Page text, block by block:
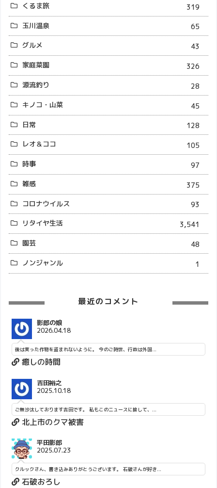
くるま旅
319
玉川温泉
65
グルメ
43
家庭菜園
326
源流釣り
28
キノコ・山菜
45
日常
128
レオ＆ココ
105
時事
97
雑感
375
コロナウイルス
93
リタイヤ生活
3,541
園芸
48
ノンジャンル
1
最近のコメント
影郎の娘
2026.04.18
後は実った作物を盗まれないように。 今のご時世、行政は外国...
癒しの時間
吉田裕之
2025.10.18
ご無沙汰しております吉田です。 私もこのニュースに接して、...
北上市のクマ被害
平田影郎
2025.07.23
クルックさん、書き込みありがとうございます。 石破さんが好き...
石破おろし